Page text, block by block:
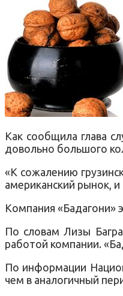
Как сообщила глава
довольно большого
«К сожалению
американский рынок,
Компания «Бадагони»
По словам Лизы
работой компании.
По информации
чем в аналогичный